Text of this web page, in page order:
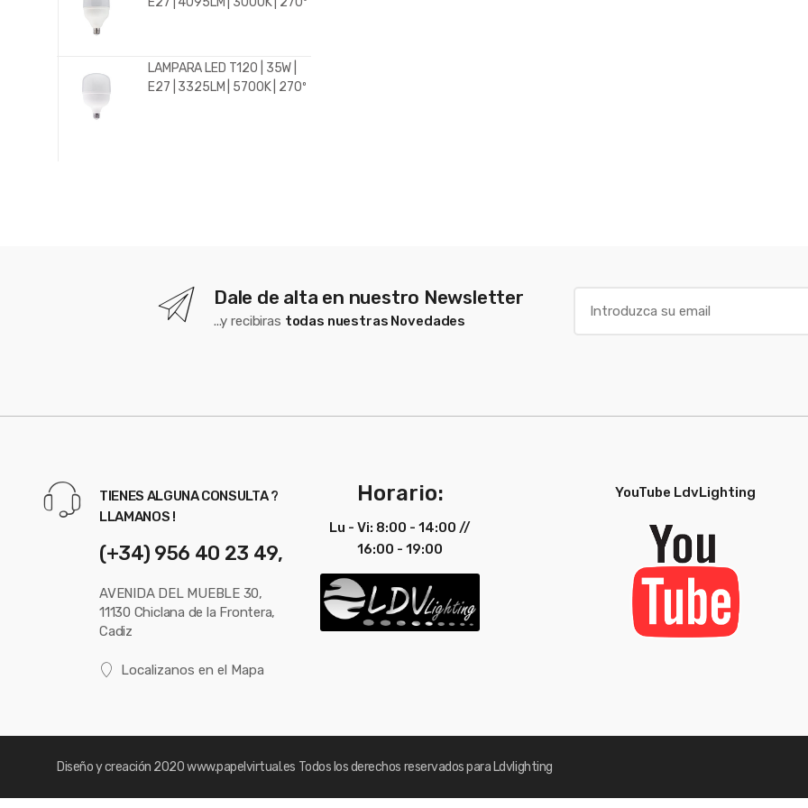
LAMPARA LED T120 | 35W |
E27 | 3325LM | 5700K | 270º
Dale de alta en nuestro Newsletter
...y recibiras todas nuestras Novedades
TIENES ALGUNA CONSULTA ?
LLAMANOS !
(+34) 956 40 23 49,
AVENIDA DEL MUEBLE 30,
11130 Chiclana de la Frontera,
Cadiz
Localizanos en el Mapa
Horario:
Lu - Vi: 8:00 - 14:00 //
16:00 - 19:00
YouTube LdvLighting
Diseño y creación 2020www.papelvirtual.es Todos los derechos reservados para Ldvlighting